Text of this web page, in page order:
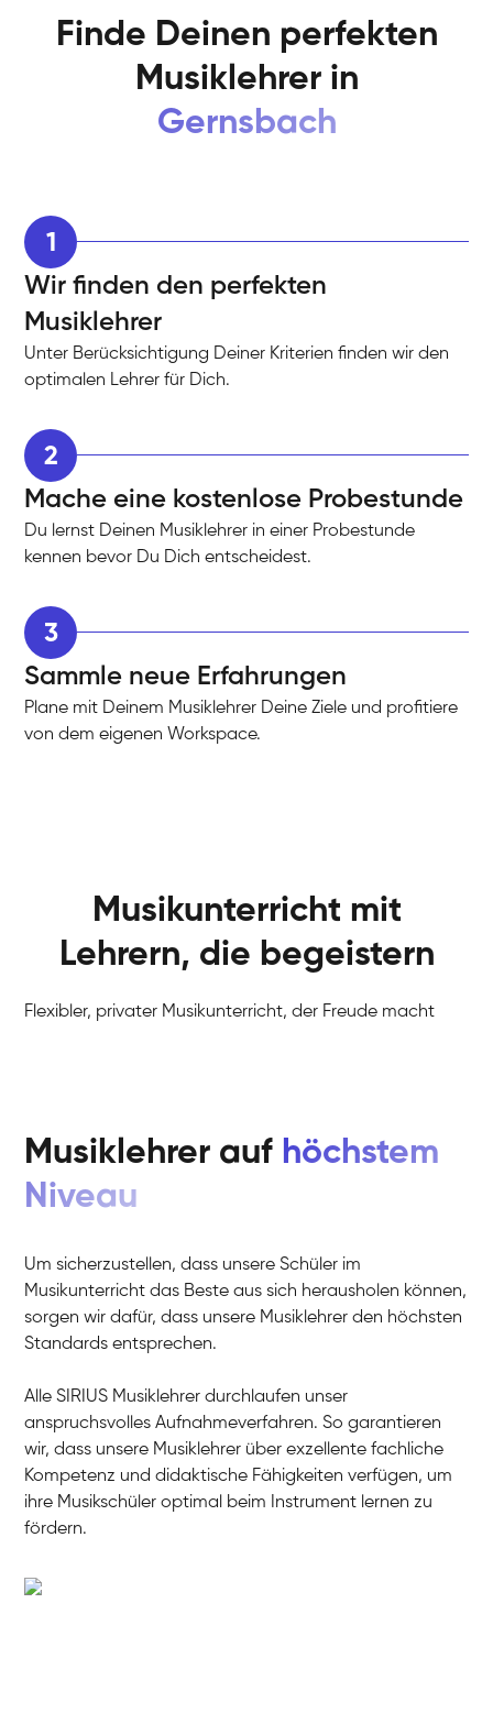
Finde Deinen perfekten
Musiklehrer in
Gernsbach
1
Wir finden den perfekten
Musiklehrer
Unter Berücksichtigung Deiner Kriterien finden wir den
optimalen Lehrer für Dich.
2
Mache eine kostenlose Probestunde
Du lernst Deinen Musiklehrer in einer Probestunde
kennen bevor Du Dich entscheidest.
3
Sammle neue Erfahrungen
Plane mit Deinem Musiklehrer Deine Ziele und profitiere
von dem eigenen Workspace.
Musikunterricht mit
Lehrern, die begeistern
Flexibler, privater Musikunterricht, der Freude macht
Musiklehrer auf höchstem
Niveau
Um sicherzustellen, dass unsere Schüler im
Musikunterricht das Beste aus sich herausholen können,
sorgen wir dafür, dass unsere Musiklehrer den höchsten
Standards entsprechen.
Alle SIRIUS Musiklehrer durchlaufen unser
anspruchsvolles Aufnahmeverfahren. So garantieren
wir, dass unsere Musiklehrer über exzellente fachliche
Kompetenz und didaktische Fähigkeiten verfügen, um
ihre Musikschüler optimal beim Instrument lernen zu
fördern.